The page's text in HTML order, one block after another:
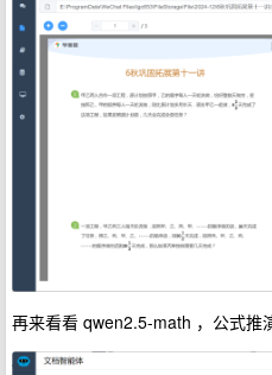
再来看看 qwen2.5-math ，公式推